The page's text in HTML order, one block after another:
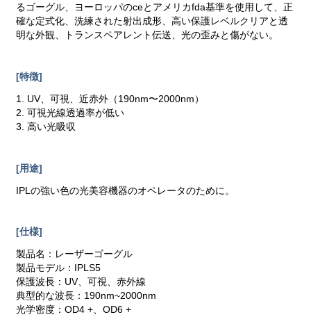
るゴーグル、ヨーロッパのceとアメリカfda基準を使用して、正
確な定式化、洗練された射出成形、高い保護レベルクリアと透
明な外観、トランスペアレント伝送、光の歪みと傷がない。
[特徴]
1. UV、可視、近赤外（190nm〜2000nm）
2. 可視光線透過率が低い
3. 高い光吸収
[用途]
IPLの強い色の光美容機器のオペレータのために。
[仕様]
製品名：レーザーゴーグル
製品モデル：IPLS5
保護波長：UV、可視、赤外線
典型的な波長：190nm~2000nm
光学密度：OD4 +、OD6 +